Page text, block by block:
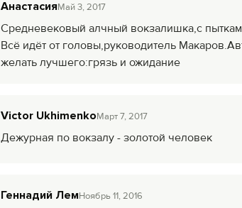
АнастасияМай 3, 2017
Средневековый алчный вокзалишка,с
Всё идёт от головы,руководитель
желать лучшего:грязь и ожидание
Victor UkhimenkoMарт 7, 2017
Дежурная по вокзалу - золотой человек
Геннадий ЛемНоябрь 11, 2016